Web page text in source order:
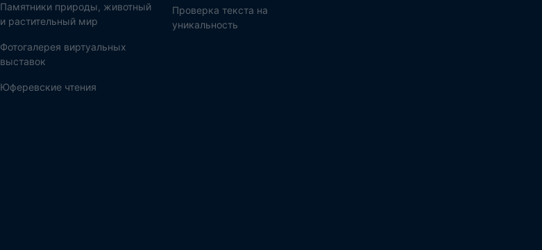
Памятники природы, животный
и растительный мир
Фотогалерея виртуальных
выставок
Юферевские чтения
Проверка текста на
уникальность